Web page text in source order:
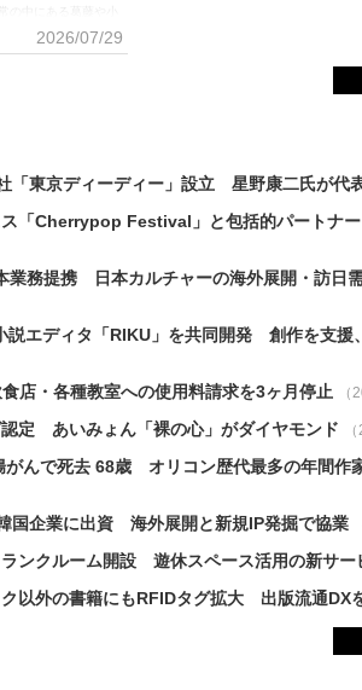
楽曲は、多くのリスナ
客の心を丁寧にすくい
ング Odd3Piece
公彦（Dr）からなる
ルバム『This is life』
楽曲のコンセプトに掲
ぶ後悔
2026/07/29
「東京ディーディー」設立 星野康二氏が代
「Cherrypop Festival」と包括的パートナ
業務提携 日本カルチャーの海外展開・訪日
説エディタ「RIKU」を共同開発 創作を支援
店・各種教室への使用料請求を3ヶ月停止
定 あいみょん「裸の心」がダイヤモンド
がんで死去 68歳 オリコン歴代最多の年間作
国企業に出資 海外展開と新規IP発掘で協業
ンクルーム開設 遊休スペース活用の新サー
以外の書籍にもRFIDタグ拡大 出版流通DX